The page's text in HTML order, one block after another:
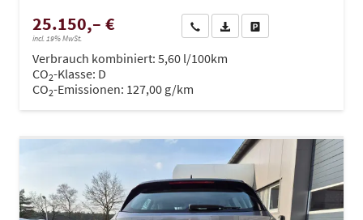
25.150,– €
incl. 19% MwSt.
Wir rufen Sie anPDF-Datei, Fahrzeugexposé
Verbrauch kombiniert: 5,60 l/100km
CO2-Klasse: D
CO2-Emissionen: 127,00 g/km